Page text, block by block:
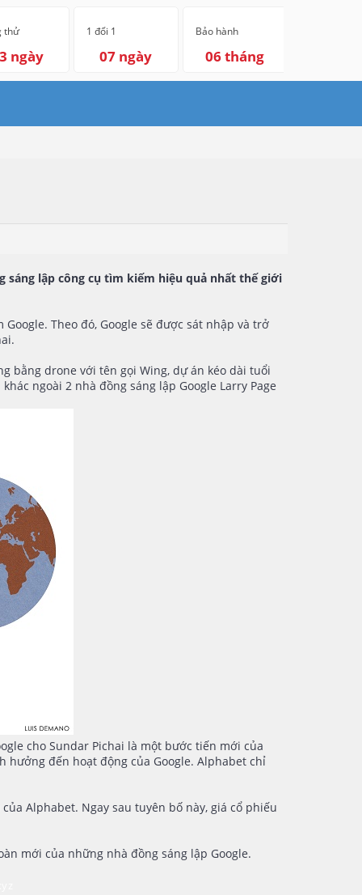
thử
ngày
1 đổi 1
07 ngày
Bảo hành
06 tháng
sáng lập công cụ tìm kiếm hiệu quả nhất thế giới
Theo đó, Google sẽ được sát nhập và trở
bằng drone với tên gọi Wing, dự án kéo dài tuổi
ngoài 2 nhà đồng sáng lập Google Larry Page
cho Sundar Pichai là một bước tiến mới của
hưởng đến hoạt động của Google. Alphabet chỉ
Alphabet. Ngay sau tuyên bố này, giá cổ phiếu
mới của những nhà đồng sáng lập Google.